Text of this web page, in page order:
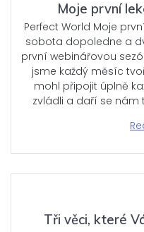
Moje první
Perfect World Moje
sobota dopoledne a
první webinářovou
jsme každý měsíc
mohl připojit úplně
zvládli a daří se
Tři věci, které